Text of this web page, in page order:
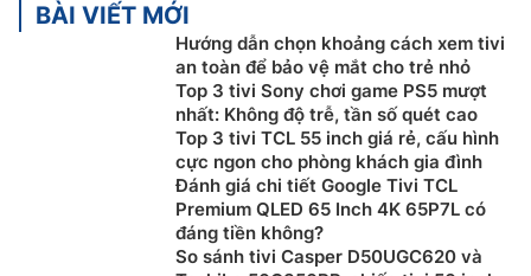
BÀI VIẾT MỚI
Hướng dẫn chọn khoảng cách xem tivi
an toàn để bảo vệ mắt cho trẻ nhỏ
Top 3 tivi Sony chơi game PS5 mượt
nhất: Không độ trễ, tần số quét cao
Top 3 tivi TCL 55 inch giá rẻ, cấu hình
cực ngon cho phòng khách gia đình
Đánh giá chi tiết Google Tivi TCL
Premium QLED 65 Inch 4K 65P7L có
đáng tiền không?
So sánh tivi Casper D50UGC620 và